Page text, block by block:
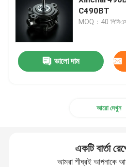
সিলিন্ডার হেড এবং ভালভ সিস্টেম সমাবেশ
টাইমিং গিয়ার ট্রেন সমাবেশ
C490BT
MOQ：40
ভালো দাম
আরো দেখুন
একটি বার্তা
আমরা শীঘ্রই আপনাকে